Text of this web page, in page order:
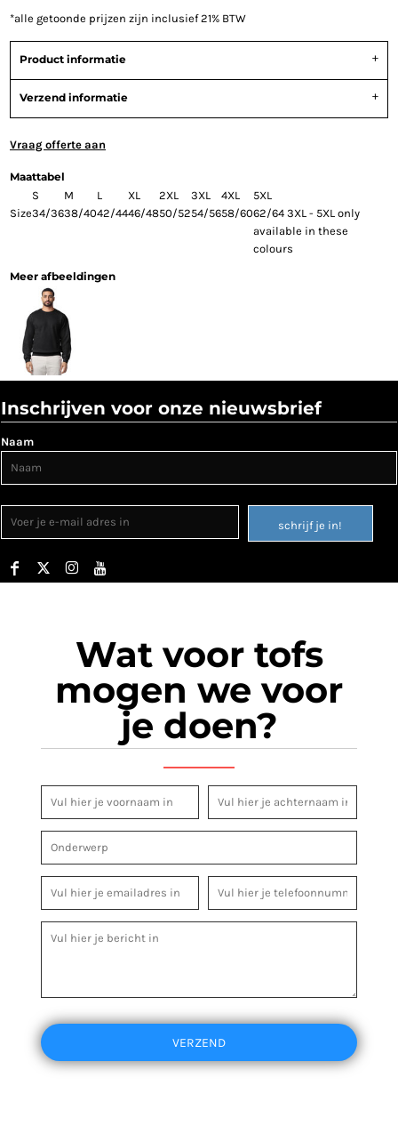
*alle getoonde prijzen zijn inclusief 21% BTW
Product informatie
Verzend informatie
Vraag offerte aan
Maattabel
S
M L XL 2XL 3XL 4XL
5XL
Size34/3638/4042/4446/4850/5254/5658/6062/64 3XL - 5XL only
available in these
colours
Meer afbeeldingen
Inschrijven voor onze nieuwsbrief
Naam
schrijf je in!
Wat voor tofs
mogen we voor
je doen?
VERZEND